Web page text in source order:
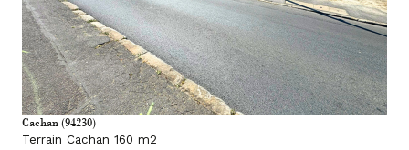
Cachan (94230)
Terrain Cachan 160 m2